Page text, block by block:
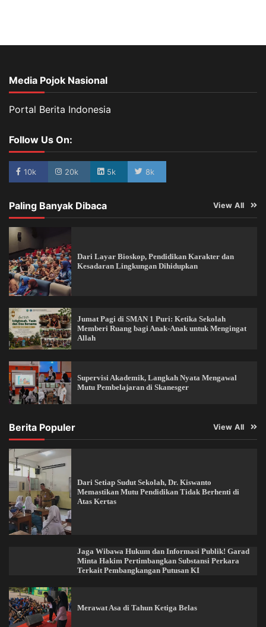
Media Pojok Nasional
Portal Berita Indonesia
Follow Us On:
10k 20k 5k 8k
Paling Banyak Dibaca View All
Dari Layar Bioskop, Pendidikan Karakter dan
Kesadaran Lingkungan Dihidupkan
Jumat Pagi di SMAN 1 Puri: Ketika Sekolah
Memberi Ruang bagi Anak-Anak untuk Mengingat
Allah
Supervisi Akademik, Langkah Nyata Mengawal
Mutu Pembelajaran di Skanesger
Berita Populer View All
Dari Setiap Sudut Sekolah, Dr. Kiswanto
Memastikan Mutu Pendidikan Tidak Berhenti di
Atas Kertas
Jaga Wibawa Hukum dan Informasi Publik! Garad
Minta Hakim Pertimbangkan Substansi Perkara
Terkait Pembangkangan Putusan KI
Merawat Asa di Tahun Ketiga Belas